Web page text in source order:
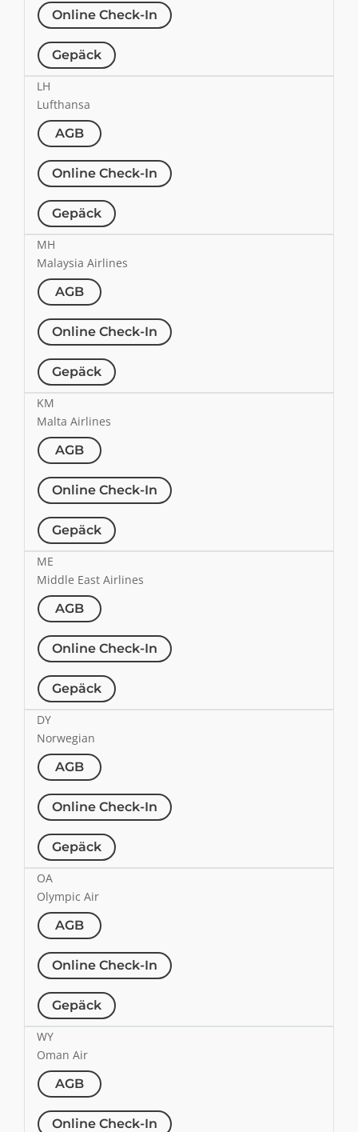
Online Check-In
Gepäck
LH
Lufthansa
AGB
Online Check-In
Gepäck
MH
Malaysia Airlines
AGB
Online Check-In
Gepäck
KM
Malta Airlines
AGB
Online Check-In
Gepäck
ME
Middle East Airlines
AGB
Online Check-In
Gepäck
DY
Norwegian
AGB
Online Check-In
Gepäck
OA
Olympic Air
AGB
Online Check-In
Gepäck
WY
Oman Air
AGB
Online Check-In